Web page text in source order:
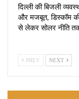
दिल्ली की बिजली
और मजबूत, डिस्कॉम
से लेकर सोलर नीति
PREV NEXT